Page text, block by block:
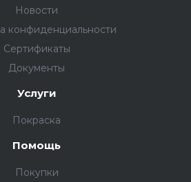
Новости
конфиденциальности
Сертификаты
Документы
Услуги
Покраска
Помощь
Покупки